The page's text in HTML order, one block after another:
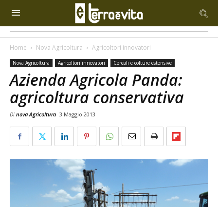
Home Nova Agricoltura Agricoltori innovatori
Nova Agricoltura Agricoltori innovatori Cereali e colture estensive
Azienda Agricola Panda:
agricoltura conservativa
Di nova Agricoltura 3 Maggio 2013